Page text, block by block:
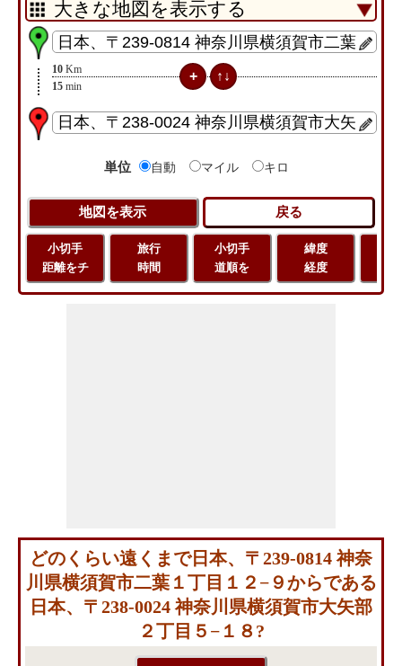
10 Km
15 min
単位 自動 マイル キロ
小切手
距離をチ
旅行
時間
小切手
道順を
緯度
経度
どのくらい遠くまで日本、〒239-0814 神奈
川県横須賀市二葉１丁目１２−９からである
日本、〒238-0024 神奈川県横須賀市大矢部
２丁目５−１８?